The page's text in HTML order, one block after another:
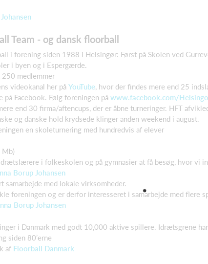
Team - og dansk floorball
i forening siden 1988 i Helsingør: Først på Skolen ved
i byen og i Espergærde.
250 medlemmer
videokanal her på YouTube, hvor der findes mere end 25
på Facebook. Følg foreningen på www.facebook.com/
end 30 firma/aftencups, der er åbne turneringer. HFT
og danske hold krydsede klinger anden weekend i august.
en skoleturnering med hundredvis af elever
Mb)
i folkeskolen og på gymnasier at få besøg, hvor vi
Borup Johansen
samarbejde med lokale virksomheder.
foreningen og er derfor interesseret i samarbejde med flere
Borup Johansen
i Danmark med godt 10,000 aktive spillere. Idrætsgrene
siden 80’erne
af Floorball Danmark